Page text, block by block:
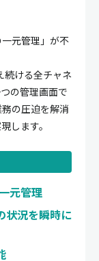
元管理」が不
続ける全チャネ
の管理画面で
の圧迫を解消
します。
元管理
状況を瞬時に